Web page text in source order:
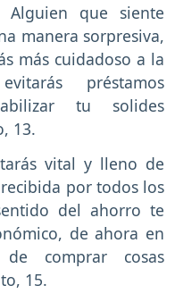
Alguien que siente
manera sorpresiva,
más cuidadoso a la
préstamos
tu solides
13.
vital y lleno de
por todos los
del ahorro te
de ahora en
de comprar cosas
15.